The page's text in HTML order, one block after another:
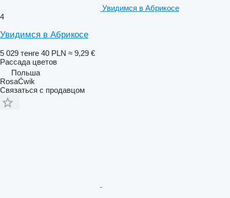
Увидимся в Абрикосе
4
Увидимся в Абрикосе
5 029 тенге 40 PLN ≈ 9,29 €
Рассада цветов
Польша
RosaĆwik
Связаться с продавцом